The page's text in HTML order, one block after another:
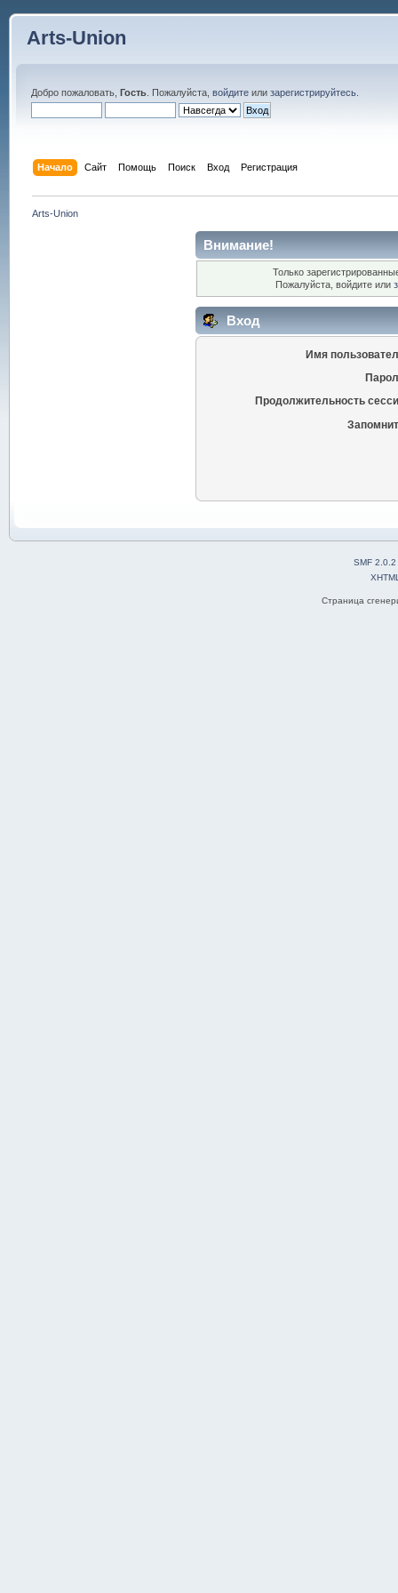
Arts-Union
Добро пожаловать, Гость. Пожалуйста, войдитеили зарегистрируйтесь.
Начало Сайт Помощь Поиск Вход Регистрация
Arts-Union
Внимание!
Только
Пожалуйста, войдите или
Вход
Имя
Продолжительность
SMF 2.0.2
Страница